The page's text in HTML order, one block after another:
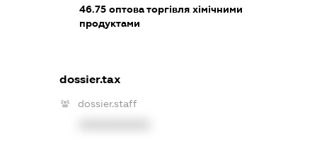
46.75оптова торгівля хімічними
продуктами
dossier.tax
dossier.staff